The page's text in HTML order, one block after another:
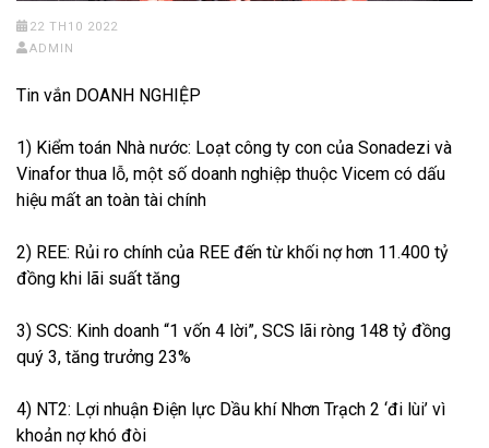
22 TH10 2022
ADMIN
Tin vắn DOANH NGHIỆP
1) Kiểm toán Nhà nước: Loạt công ty con của Sonadezi và
Vinafor thua lỗ, một số doanh nghiệp thuộc Vicem có dấu
hiệu mất an toàn tài chính
2) REE: Rủi ro chính của REE đến từ khối nợ hơn 11.400 tỷ
đồng khi lãi suất tăng
3) SCS: Kinh doanh “1 vốn 4 lời”, SCS lãi ròng 148 tỷ đồng
quý 3, tăng trưởng 23%
4) NT2: Lợi nhuận Điện lực Dầu khí Nhơn Trạch 2 ‘đi lùi’ vì
khoản nợ khó đòi